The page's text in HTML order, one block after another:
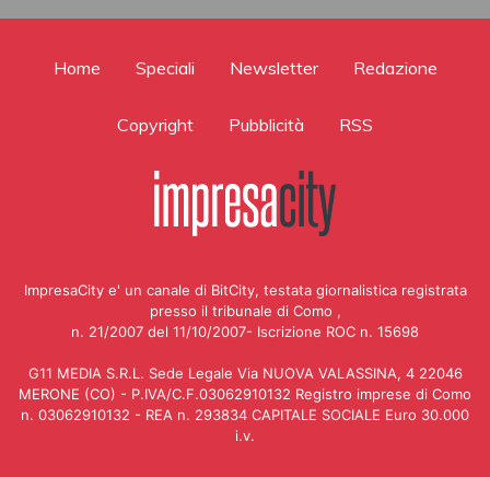
Home Speciali Newsletter Redazione
Copyright Pubblicità RSS
ImpresaCity e' un canale di BitCity, testata giornalistica registrata
presso il tribunale di Como ,
n. 21/2007 del 11/10/2007- Iscrizione ROC n. 15698
G11 MEDIA S.R.L. Sede Legale Via NUOVA VALASSINA, 4 22046
MERONE (CO) - P.IVA/C.F.03062910132 Registro imprese di Como
n. 03062910132 - REA n. 293834 CAPITALE SOCIALE Euro 30.000
i.v.